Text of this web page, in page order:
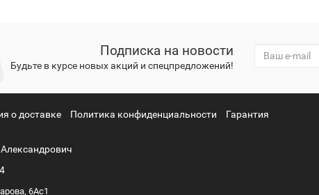
Подписка на новости
Будьте в курсе новых акций и спецпредложений!
о доставке Политика конфиденциальности Гарантия
6Ас1